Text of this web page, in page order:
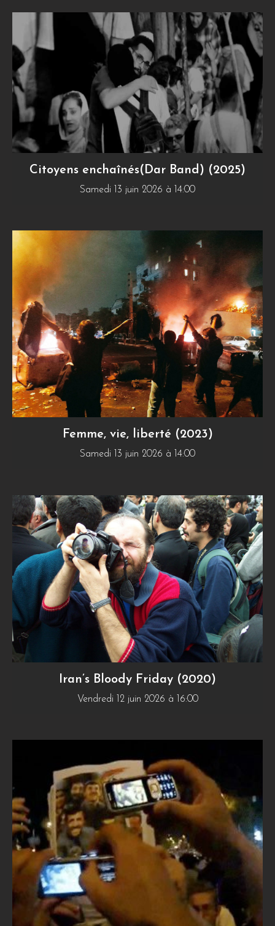
Citoyens enchaînés(Dar Band) (2025)
Samedi 13 juin 2026 à 14:00
Femme, vie, liberté (2023)
Samedi 13 juin 2026 à 14:00
Iran’s Bloody Friday (2020)
Vendredi 12 juin 2026 à 16:00